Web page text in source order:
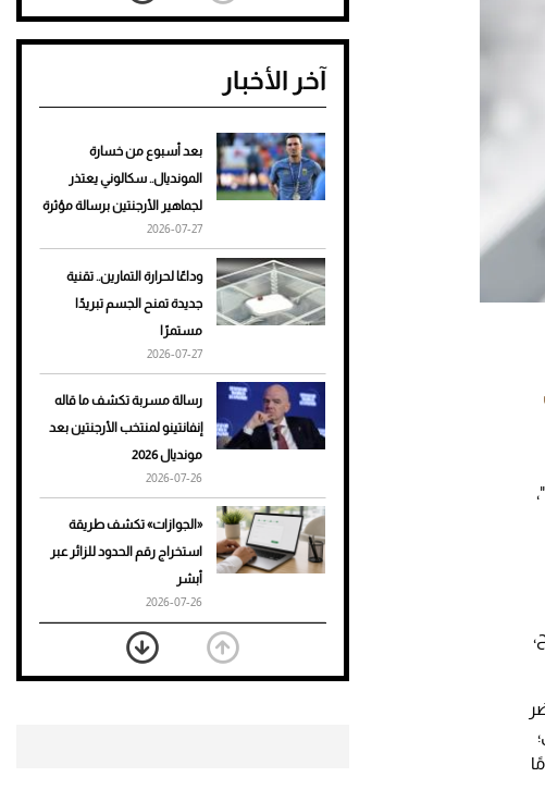
نرى المستقبل من خلال
تصميماتنا.. كيف حجزت 1886
تمنحك فخامة استثنائية
هوى الأبطال
أفضل تدريج للشعر الطويل
لإطلالة جريئة وعصرية
للرجال
آخر الأخبار
بعد أسبوع من خسارة
المونديال.. سكالوني يعتذر
لجماهير الأرجنتين برسالة مؤثرة
2026-07-27
وداعًا لحرارة التمارين.. تقنية
جديدة تمنح الجسم تبريدًا
مستمرًا
2026-07-27
رسالة مسربة تكشف ما قاله
إنفانتينو لمنتخب الأرجنتين بعد
مونديال 2026
2026-07-26
«الجوازات» تكشف طريقة
استخراج رقم الحدود للزائر عبر
أبشر
2026-07-26
بعد 7 أشهر من تعرضه لحادث
مروع.. جوشوا يفوز على برينغا